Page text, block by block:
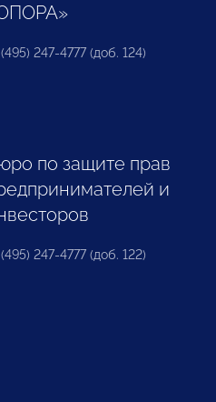
(495) 247-4777 (доб. 124)
по защите прав
и
(495) 247-4777 (доб. 122)